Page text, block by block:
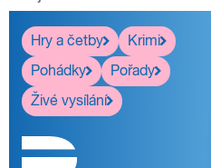
Hry a četby
Krimi
Pohádky
Pořady
Živé vysílání